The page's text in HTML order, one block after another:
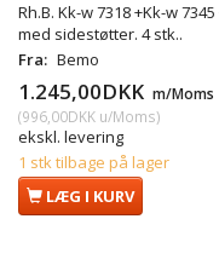
Rh.B. Kk-w 7318 +Kk-w
med sidestøtter. 4 stk..
Fra: Bemo
1.245,00DKK m/Moms
(996,00DKK u/Moms)
ekskl. levering
1 stk tilbage på lager
LÆG I KURV